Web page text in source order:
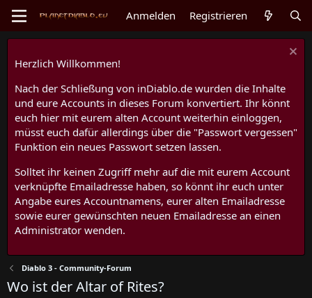
Anmelden Registrieren
Herzlich Willkommen!
Nach der Schließung von inDiablo.de wurden die Inhalte
und eure Accounts in dieses Forum konvertiert. Ihr könnt
euch hier mit eurem alten Account weiterhin einloggen,
müsst euch dafür allerdings über die "Passwort vergessen"
Funktion ein neues Passwort setzen lassen.
Solltet ihr keinen Zugriff mehr auf die mit eurem Account
verknüpfte Emailadresse haben, so könnt ihr euch unter
Angabe eures Accountnamens, eurer alten Emailadresse
sowie eurer gewünschten neuen Emailadresse an einen
Administrator wenden.
Diablo 3 - Community-Forum
Wo ist der Altar of Rites?